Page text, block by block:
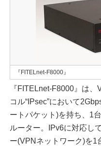
『FITELnet-F8000』
『FITELnet-F8000』は
コル“IPsec”において
ートパケット)を持ち、1
ルーター。IPv6に対応し
ー(VPNネットワーク)を1